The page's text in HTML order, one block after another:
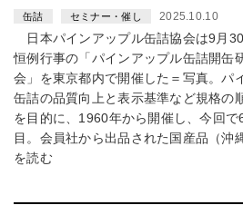
缶詰 セミナー・催し 2025.10.10
日本パインアップル缶詰協会は9月30
恒例行事の「パインアップル缶詰開缶
会」を東京都内で開催した＝写真。パ
缶詰の品質向上と表示基準など規格の
を目的に、1960年から開催し、今回で
目。会員社から出品された国産品（沖
を読む